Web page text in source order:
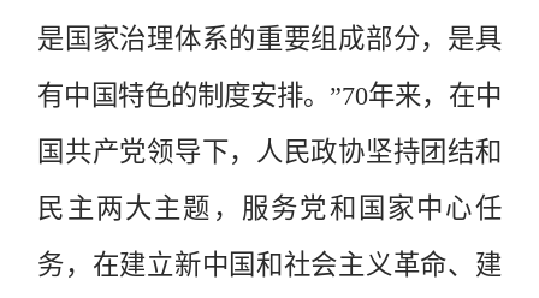
是国家治理体系的重要组成部分，是具
有中国特色的制度安排。”70年来，在中
国共产党领导下，人民政协坚持团结和
民主两大主题，服务党和国家中心任
务，在建立新中国和社会主义革命、建